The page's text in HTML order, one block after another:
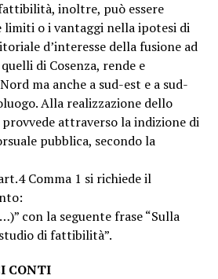
inoltre, può essere
o i vantaggi nella ipotesi di
d’interesse della fusione ad
di Cosenza, rende e
ma anche a sud-est e a sud-
Alla realizzazione dello
attraverso la indizione di
pubblica, secondo la
Comma 1 si richiede il
con la seguente frase “Sulla
di fattibilità”.
CONTI